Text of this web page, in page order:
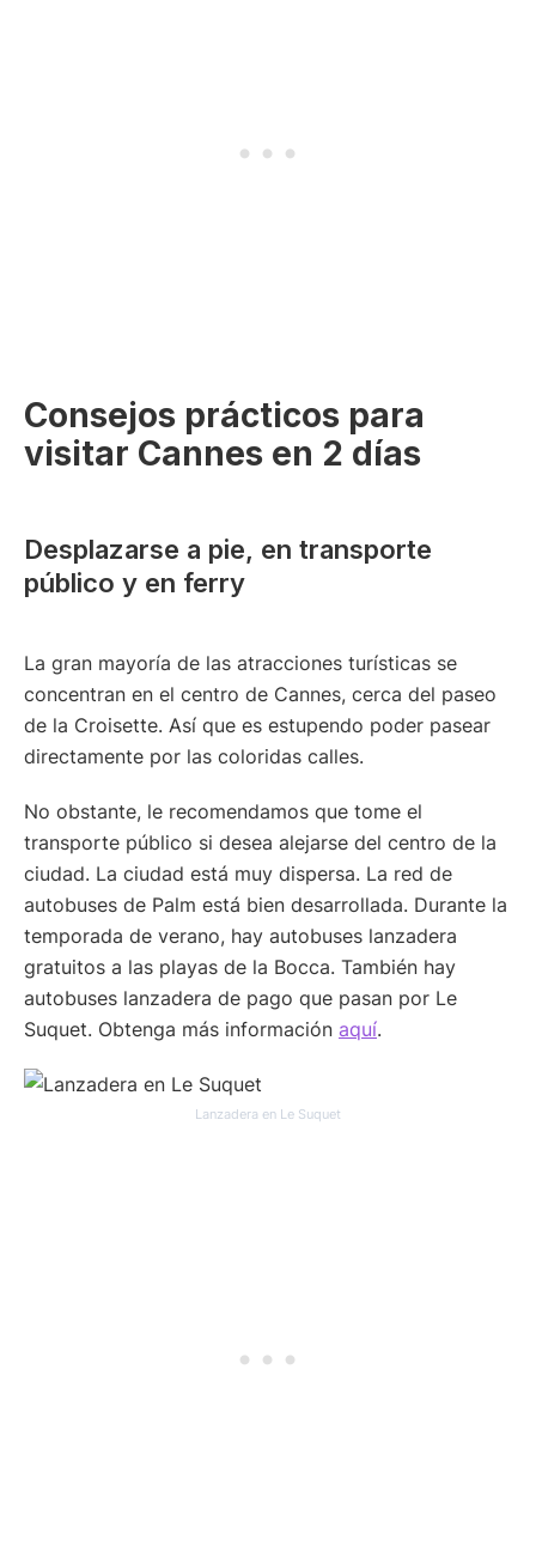
Consejos prácticos para
visitar Cannes en 2 días
Desplazarse a pie, en transporte
público y en ferry
La gran mayoría de las atracciones turísticas se
concentran en el centro de Cannes, cerca del paseo
de la Croisette. Así que es estupendo poder pasear
directamente por las coloridas calles.
No obstante, le recomendamos que tome el
transporte público si desea alejarse del centro de la
ciudad. La ciudad está muy dispersa. La red de
autobuses de Palm está bien desarrollada. Durante la
temporada de verano, hay autobuses lanzadera
gratuitos a las playas de la Bocca. También hay
autobuses lanzadera de pago que pasan por Le
Suquet. Obtenga más información aquí.
Lanzadera en Le Suquet